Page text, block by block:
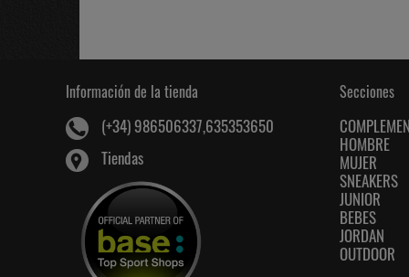
Información de la tienda
(+34) 986506337,635353650
Tiendas
Secciones
HOMBRE
MUJER
SNEAKERS
JUNIOR
BEBES
JORDAN
OUTDOOR